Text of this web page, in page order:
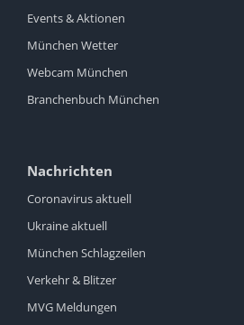
Events & Aktionen
München Wetter
Webcam München
Branchenbuch München
Nachrichten
Coronavirus aktuell
Ukraine aktuell
München Schlagzeilen
Verkehr & Blitzer
MVG Meldungen